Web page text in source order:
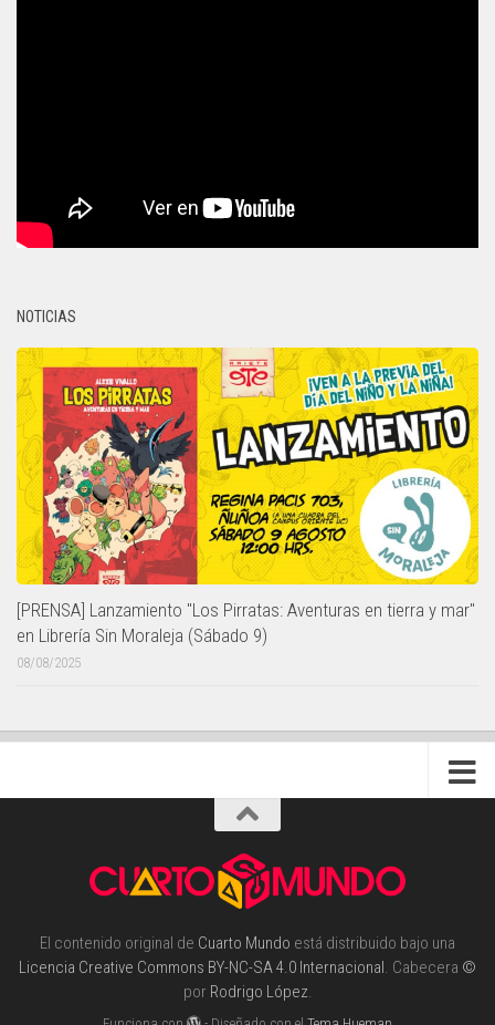
NOTICIAS
[PRENSA] Lanzamiento "Los Pirratas: Aventuras en tierra y mar"
en Librería Sin Moraleja (Sábado 9)
08/08/2025
El contenido original de Cuarto Mundo está distribuido bajo una
Licencia Creative Commons BY-NC-SA 4.0 Internacional. Cabecera ©
por Rodrigo López.